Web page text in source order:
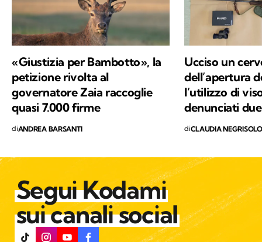
«Giustizia per Bambotto», la
petizione rivolta al
governatore Zaia raccoglie
quasi 7.000 firme
diANDREA BARSANTI
Ucciso un
dell’apertura
l’utilizzo di
denunciati
diCLAUDIA NEGRISOLO
Segui Kodami
sui canali social